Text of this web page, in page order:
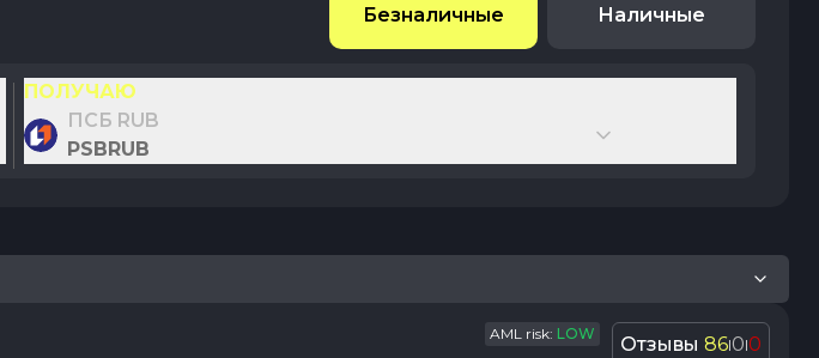
Безналичные Наличные
ПОЛУЧАЮ
ПСБ RUB
PSBRUB
AML risk: LOW Отзывы 86|0|0